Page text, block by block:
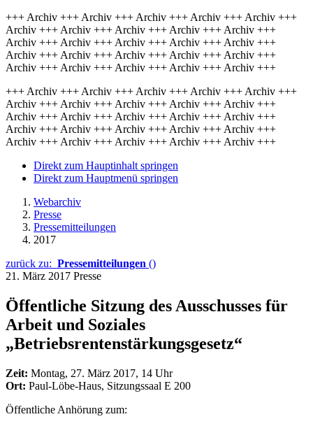
+++ Archiv +++ Archiv +++ Archiv +++ Archiv +++ Archiv +++
Archiv +++ Archiv +++ Archiv +++ Archiv +++ Archiv +++
Archiv +++ Archiv +++ Archiv +++ Archiv +++ Archiv +++
Archiv +++ Archiv +++ Archiv +++ Archiv +++ Archiv +++
Archiv +++ Archiv +++ Archiv +++ Archiv +++ Archiv +++
+++ Archiv +++ Archiv +++ Archiv +++ Archiv +++ Archiv +++
Archiv +++ Archiv +++ Archiv +++ Archiv +++ Archiv +++
Archiv +++ Archiv +++ Archiv +++ Archiv +++ Archiv +++
Archiv +++ Archiv +++ Archiv +++ Archiv +++ Archiv +++
Archiv +++ Archiv +++ Archiv +++ Archiv +++ Archiv +++
Direkt zum Hauptinhalt springen
Direkt zum Hauptmenü springen
Webarchiv
Presse
Pressemitteilungen
2017
zurück zu: Pressemitteilungen ()
21. März 2017 Presse
Öffentliche Sitzung des Ausschusses für
Arbeit und Soziales
„Betriebsrentenstärkungsgesetz“
Zeit: Montag, 27. März 2017, 14 Uhr
Ort: Paul-Löbe-Haus, Sitzungssaal E 200
Öffentliche Anhörung zum: